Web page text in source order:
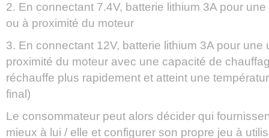
2. En connectant 7.4V, batterie lithium 3A pour
ou à proximité du moteur
3. En connectant 12V, batterie lithium 3A pour une
proximité du moteur avec une capacité de
réchauffe plus rapidement et atteint une
final)
Le consommateur peut alors décider qui
mieux à lui / elle et configurer son propre jeu à